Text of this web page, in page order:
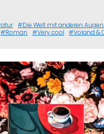
Die Welt mit anderen
Roman Very cool Voland &